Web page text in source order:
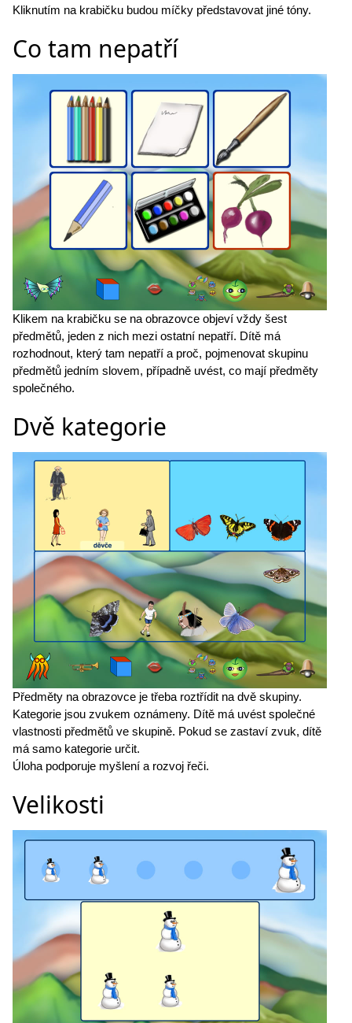
Kliknutím na krabičku budou míčky představovat jiné tóny.
Co tam nepatří
Klikem na krabičku se na obrazovce objeví vždy šest
předmětů, jeden z nich mezi ostatní nepatří. Dítě má
rozhodnout, který tam nepatří a proč, pojmenovat skupinu
předmětů jedním slovem, případně uvést, co mají předměty
společného.
Dvě kategorie
Předměty na obrazovce je třeba roztřídit na dvě skupiny.
Kategorie jsou zvukem oznámeny. Dítě má uvést společné
vlastnosti předmětů ve skupině. Pokud se zastaví zvuk, dítě
má samo kategorie určit.
Úloha podporuje myšlení a rozvoj řeči.
Velikosti